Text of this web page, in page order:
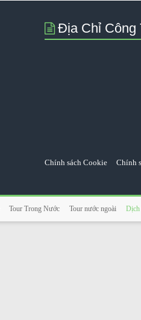
Địa Chỉ Công
Chính sách Cookie Chính
Tour Trong Nước Tour nước ngoài Dịch